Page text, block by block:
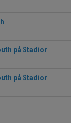
på Stadion
på Stadion